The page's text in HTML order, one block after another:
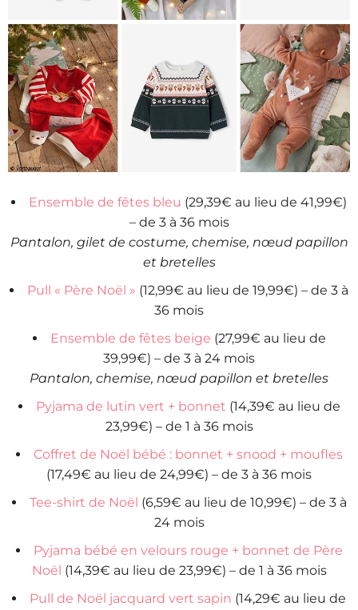
Ensemble de fêtes bleu (29,39€ au lieu de 41,99€)
– de 3 à 36 mois
Pantalon, gilet de costume, chemise, nœud papillon
et bretelles
Pull « Père Noël » (12,99€ au lieu de 19,99€) – de 3 à
36 mois
Ensemble de fêtes beige (27,99€ au lieu de
39,99€) – de 3 à 24 mois
Pantalon, chemise, nœud papillon et bretelles
Pyjama de lutin vert + bonnet (14,39€ au lieu de
23,99€) – de 1 à 36 mois
Coffret de Noël bébé : bonnet + snood + moufles
(17,49€ au lieu de 24,99€) – de 3 à 36 mois
Tee-shirt de Noël (6,59€ au lieu de 10,99€) – de 3 à
24 mois
Pyjama bébé en velours rouge + bonnet de Père
Noël (14,39€ au lieu de 23,99€) – de 1 à 36 mois
Pull de Noël jacquard vert sapin (14,29€ au lieu de